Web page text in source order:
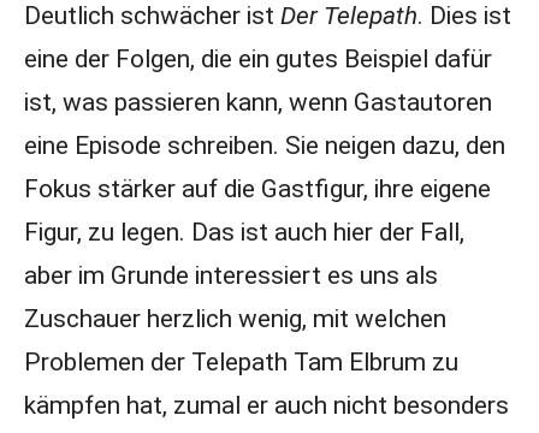
Deutlich schwächer ist Der Telepath. Dies ist
eine der Folgen, die ein gutes Beispiel dafür
ist, was passieren kann, wenn Gastautoren
eine Episode schreiben. Sie neigen dazu, den
Fokus stärker auf die Gastfigur, ihre eigene
Figur, zu legen. Das ist auch hier der Fall,
aber im Grunde interessiert es uns als
Zuschauer herzlich wenig, mit welchen
Problemen der Telepath Tam Elbrum zu
kämpfen hat, zumal er auch nicht besonders